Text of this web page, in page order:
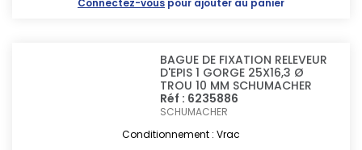
Connectez-vous pour ajouter au panier
BAGUE DE FIXATION RELEVEUR
D'EPIS 1 GORGE 25X16,3 Ø
TROU 10 MM SCHUMACHER
Réf : 6235886
SCHUMACHER
Conditionnement : Vrac